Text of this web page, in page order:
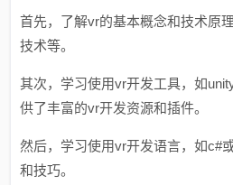
首先，了解vr的基本概念和技术原
技术等。
其次，学习使用vr开发工具，如
供了丰富的vr开发资源和插件。
然后，学习使用vr开发语言，如c#
和技巧。